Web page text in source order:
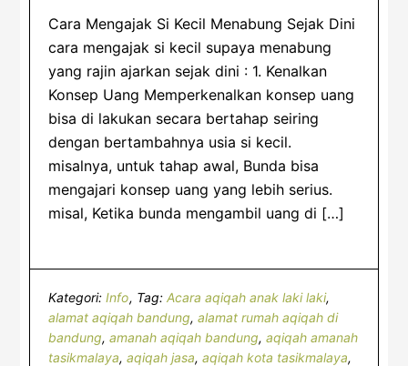
Cara Mengajak Si Kecil Menabung Sejak Dini
cara mengajak si kecil supaya menabung
yang rajin ajarkan sejak dini : 1. Kenalkan
Konsep Uang Memperkenalkan konsep uang
bisa di lakukan secara bertahap seiring
dengan bertambahnya usia si kecil.
misalnya, untuk tahap awal, Bunda bisa
mengajari konsep uang yang lebih serius.
misal, Ketika bunda mengambil uang di […]
Kategori:Info Tag:Acara aqiqah anak laki laki,
alamat aqiqah bandung,alamat rumah aqiqah di
bandung,amanah aqiqah bandung,aqiqah amanah
tasikmalaya,aqiqah jasa,aqiqah kota tasikmalaya,